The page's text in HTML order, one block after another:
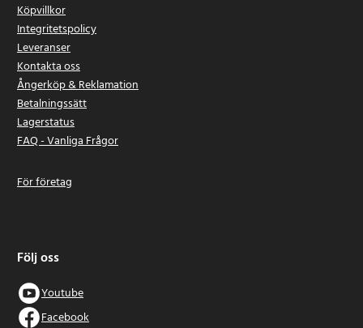
Köpvillkor
Integritetspolicy
Leveranser
Kontakta oss
Ångerköp & Reklamation
Betalningssätt
Lagerstatus
FAQ - Vanliga Frågor
För företag
Följ oss
Youtube
Facebook